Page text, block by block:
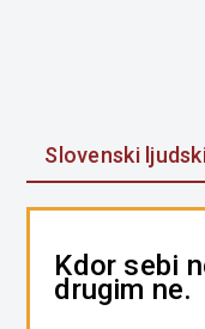
Slovenski
Kdor sebi
drugim ne.